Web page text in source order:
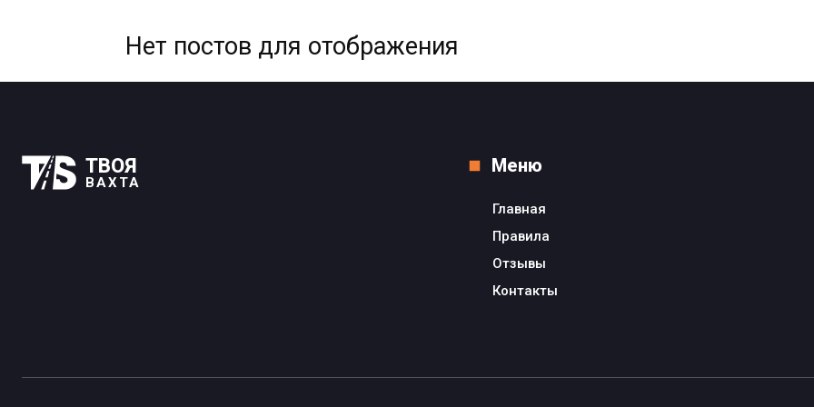
Нет постов для отображения
ТВОЯ
ВАХТА
Меню
Главная
Правила
Отзывы
Контакты